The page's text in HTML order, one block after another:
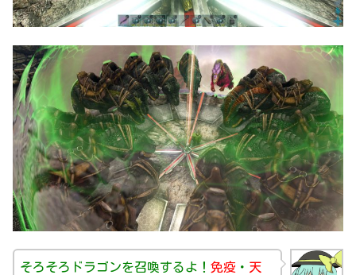
そろそろドラゴンを召喚するよ！ 免疫 ・ 天